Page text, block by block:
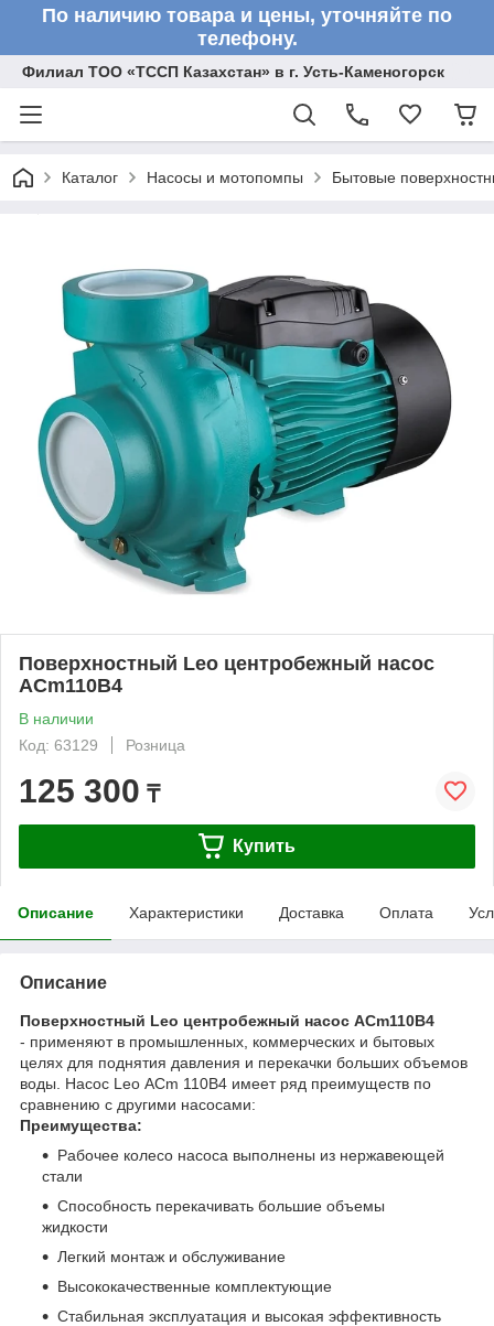
По наличию товара и цены, уточняйте по
телефону.
Филиал ТОО «ТССП Казахстан» в г. Усть-Каменогорск
Каталог Насосы и мотопомпы Бытовые
Поверхностный Leo центробежный насос
ACm110B4
В наличии
Код: 63129
Розница
125 300 ₸
Купить
Описание Характеристики Доставка Оплата
Описание
Поверхностный Leo центробежный насос ACm110B4
- применяют в промышленных, коммерческих и бытовых
целях для поднятия давления и перекачки больших объемов
воды. Насос Leo ACm 110B4 имеет ряд преимуществ по
сравнению с другими насосами:
Преимущества:
Рабочее колесо насоса выполнены из нержавеющей
стали
Способность перекачивать большие объемы
жидкости
Легкий монтаж и обслуживание
Высококачественные комплектующие
Стабильная эксплуатация и высокая эффективность